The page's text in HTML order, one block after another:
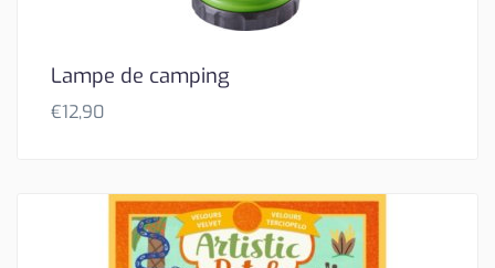
Lampe de camping
€12,90